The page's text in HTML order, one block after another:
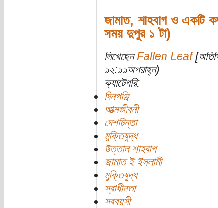
জামাত, শাহবাগ ও একটি
সময় দুপুর ১ টা)
লিখেছেনFallen Leaf
১২:১১অপরাহ্ন)
ক্যাটেগরি:
দিনপঞ্জি
আত্মজীবনী
দেশচিন্তা
মুক্তিযুদ্ধ
উত্তাল শাহবাগ
জামাত ই ইসলামী
মুক্তিযুদ্ধ
স্বাধীনতা
সববয়সী